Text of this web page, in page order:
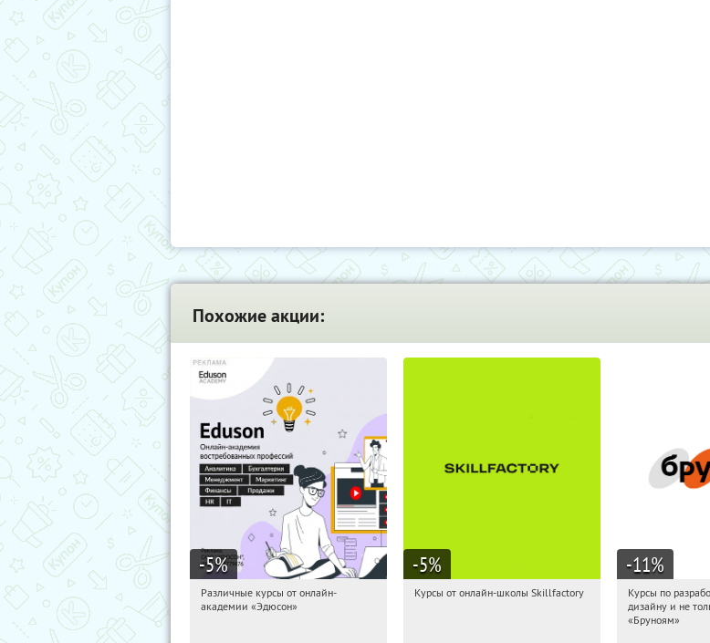
Похожие акции:
-5%
18:56:24 Получили:
Различные курсы от онлайн-
академии «Эдюсон»
-5%
18:56:24
Получи первым!
Курсы от онлайн-школы Skillfactory
-11%
18:56:24
Россия
Курсы по
дизайну и не
«Бруноям»